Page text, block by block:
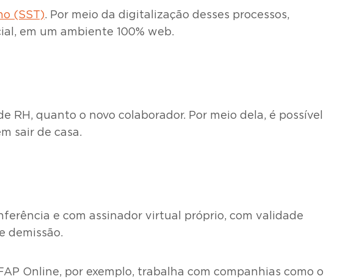
(SST). Por meio da digitalização desses processos,
em um ambiente 100% web.
quanto o novo colaborador. Por meio dela, é possível
sair de casa.
e com assinador virtual próprio, com validade
demissão.
Online, por exemplo, trabalha com companhias como o